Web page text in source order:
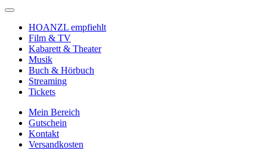
HOANZL empfiehlt
Film & TV
Kabarett & Theater
Musik
Buch & Hörbuch
Streaming
Tickets
Mein Bereich
Gutschein
Kontakt
Versandkosten